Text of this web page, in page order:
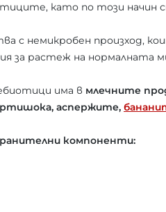
като по този начин
с немикробен произход,
за растеж на нормалната
има в млечните
аспержите,
компоненти: